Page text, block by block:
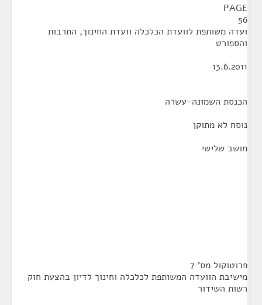
PAGE
56
ועדה משותפת לוועדת הכלכלה וועדת החינוך, התרבות
והספורט
13.6.2011
הכנסת השמונה-עשרה
נוסח לא מתוקן
מושב שלישי
פרוטוקול מס' 7
מישיבת הוועדה המשותפת לכלכלה וחינוך לדיון בהצעת חוק
רשות השידור